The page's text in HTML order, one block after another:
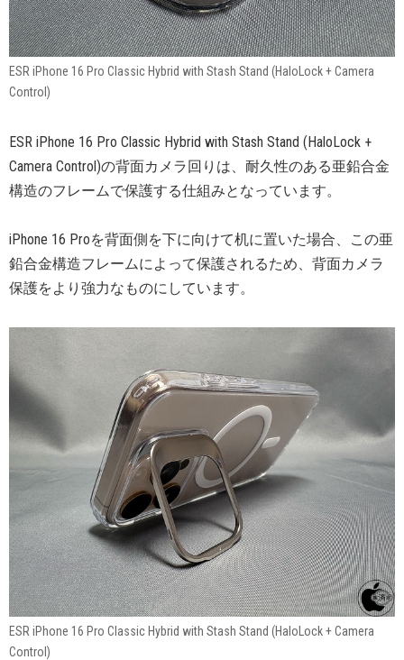
ESR iPhone 16 Pro Classic Hybrid with Stash Stand (HaloLock + Camera
Control)
ESR iPhone 16 Pro Classic Hybrid with Stash Stand (HaloLock +
Camera Control)の背面カメラ回りは、耐久性のある亜鉛合金
構造のフレームで保護する仕組みとなっています。
iPhone 16 Proを背面側を下に向けて机に置いた場合、この亜
鉛合金構造フレームによって保護されるため、背面カメラ
保護をより強力なものにしています。
ESR iPhone 16 Pro Classic Hybrid with Stash Stand (HaloLock + Camera
Control)